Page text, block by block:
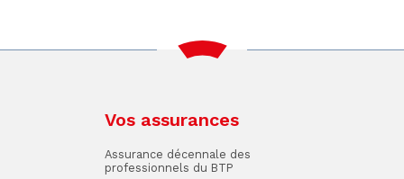
Vos assurances
Assurance décennale des
professionnels du BTP